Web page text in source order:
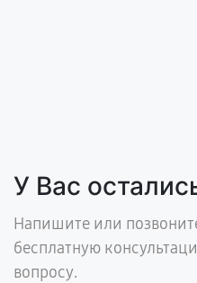
У Вас
Напишите или
бесплатную
вопросу.